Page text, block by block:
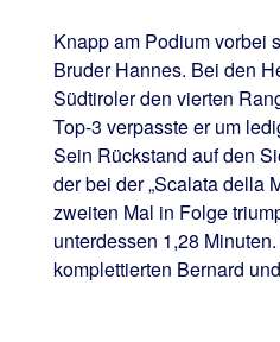
Knapp am Podium vorbei
Bruder Hannes. Bei den
Südtiroler den vierten
Top-3 verpasste er um
Sein Rückstand auf den
der bei der „Scalata della
zweiten Mal in Folge
unterdessen 1,28
komplettierten Bernard